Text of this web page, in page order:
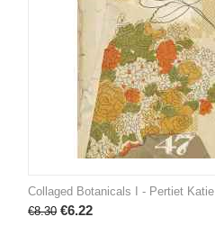
Collaged Botanicals I - Pertiet Katie
€8.30 €6.22